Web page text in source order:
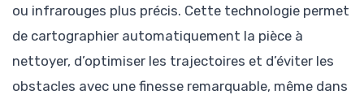
ou infrarouges plus précis. Cette technologie permet
de cartographier automatiquement la pièce à
nettoyer, d’optimiser les trajectoires et d’éviter les
obstacles avec une finesse remarquable, même dans